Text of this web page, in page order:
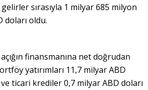
sırasıyla 1 milyar 685 milyon
doları oldu.
açığın finansmanına net doğrudan
yatırımları 11,7 milyar ABD
ticari krediler 0,7 milyar ABD doları